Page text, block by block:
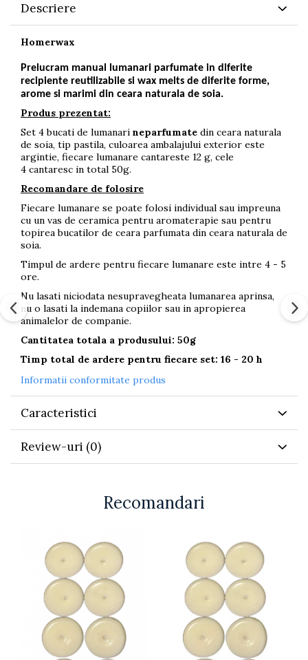
Descriere
Homerwax
Prelucram manual lumanari parfumate in diferite
recipiente reutilizabile si wax melts de diferite forme,
arome si marimi din ceara naturala de soia.
Produs prezentat:
Set 4 bucati de lumanari neparfumate din ceara naturala
de soia, tip pastila, culoarea ambalajului exterior este
argintie, fiecare lumanare cantareste 12 g, cele
4 cantaresc in total 50g.
Recomandare de folosire
Fiecare lumanare se poate folosi individual sau impreuna
cu un vas de ceramica pentru aromaterapie sau pentru
topirea bucatilor de ceara parfumata din ceara naturala de
soia.
Timpul de ardere pentru fiecare lumanare este intre 4 - 5
ore.
Nu lasati niciodata nesupravegheata lumanarea aprinsa,
nu o lasati la indemana copiilor sau in apropierea
animalelor de companie.
Cantitatea totala a produsului: 50g
Timp total de ardere pentru fiecare set: 16 - 20 h
Informatii conformitate produs
Caracteristici
Review-uri (0)
Recomandari